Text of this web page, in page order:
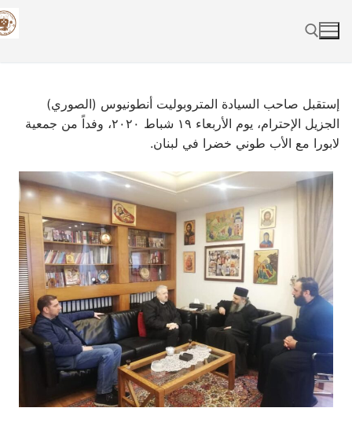
Skip
to
Search for:
إستقبل صاحب السيادة المتروبوليت أنطونيوس (الصوري)
الجزيل الإحترام، يوم الأربعاء ١٩ شباط ٢٠٢٠، وفداً من جمعية
لابورا مع الأب طوني خضرا في لبنان.